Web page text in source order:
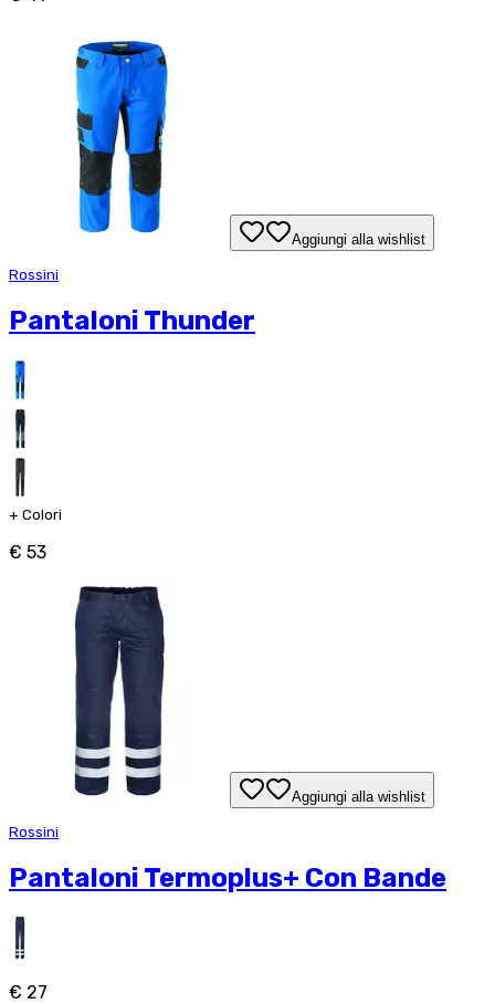
Aggiungi alla wishlist
Rossini
Pantaloni Thunder
+ Colori
€ 53
Aggiungi alla wishlist
Rossini
Pantaloni Termoplus+ Con Bande
€ 27